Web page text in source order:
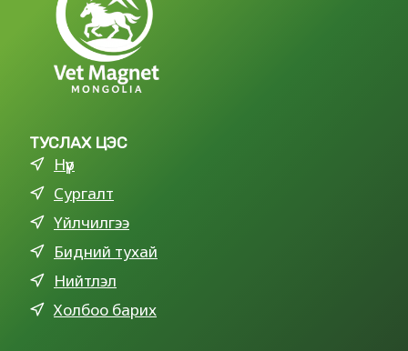
ТУСЛАХ ЦЭС
Нүүр
Сургалт
Үйлчилгээ
Бидний тухай
Нийтлэл
Холбоо барих